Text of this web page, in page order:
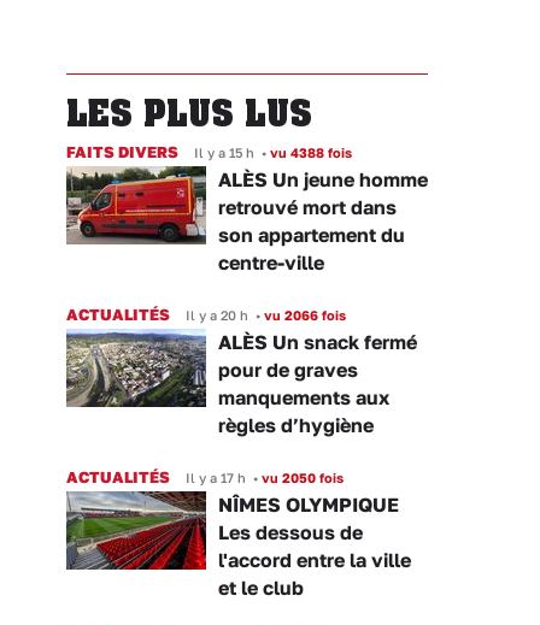
LES PLUS LUS
FAITS DIVERS Il y a 15 h • vu 4388 fois
ALÈS Un jeune homme
retrouvé mort dans
son appartement du
centre-ville
ACTUALITÉS Il y a 20 h • vu 2066 fois
ALÈS Un snack fermé
pour de graves
manquements aux
règles d’hygiène
ACTUALITÉS Il y a 17 h • vu 2050 fois
NÎMES OLYMPIQUE
Les dessous de
l'accord entre la ville
et le club